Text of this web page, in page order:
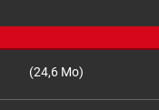
(24,6 Mo)